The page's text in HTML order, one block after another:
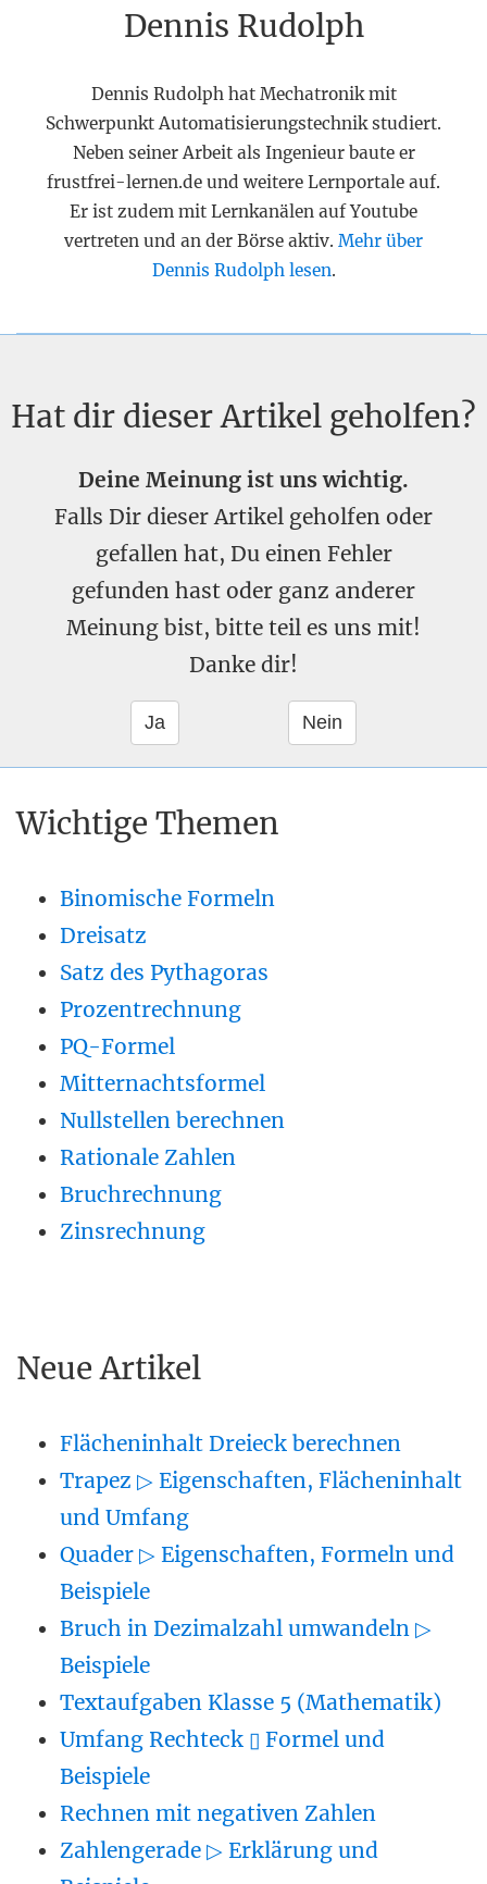
Dennis Rudolph
Dennis Rudolph hat Mechatronik mit
Schwerpunkt Automatisierungstechnik studiert.
Neben seiner Arbeit als Ingenieur baute er
frustfrei-lernen.de und weitere Lernportale auf.
Er ist zudem mit Lernkanälen auf Youtube
vertreten und an der Börse aktiv. Mehr über
Dennis Rudolph lesen.
Hat dir dieser Artikel geholfen?
Deine Meinung ist uns wichtig.
Falls Dir dieser Artikel geholfen oder
gefallen hat, Du einen Fehler
gefunden hast oder ganz anderer
Meinung bist, bitte teil es uns mit!
Danke dir!
Wichtige Themen
Binomische Formeln
Dreisatz
Satz des Pythagoras
Prozentrechnung
PQ-Formel
Mitternachtsformel
Nullstellen berechnen
Rationale Zahlen
Bruchrechnung
Zinsrechnung
Neue Artikel
Flächeninhalt Dreieck berechnen
Trapez ▷ Eigenschaften, Flächeninhalt
und Umfang
Quader ▷ Eigenschaften, Formeln und
Beispiele
Bruch in Dezimalzahl umwandeln ▷
Beispiele
Textaufgaben Klasse 5 (Mathematik)
Umfang Rechteck ▯ Formel und
Beispiele
Rechnen mit negativen Zahlen
Zahlengerade ▷ Erklärung und